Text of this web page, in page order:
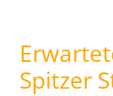
Spitzer